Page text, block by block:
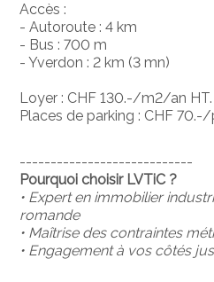
Accès :
- Autoroute : 4 km
- Bus : 700 m
- Yverdon : 2 km (3 mn)
Loyer : CHF 130.-/m2/an HT.
Places de parking : CHF
----------------------------
Pourquoi choisir LVTiC ?
• Expert en immobilier
romande
• Maîtrise des contraintes
• Engagement à vos côtés